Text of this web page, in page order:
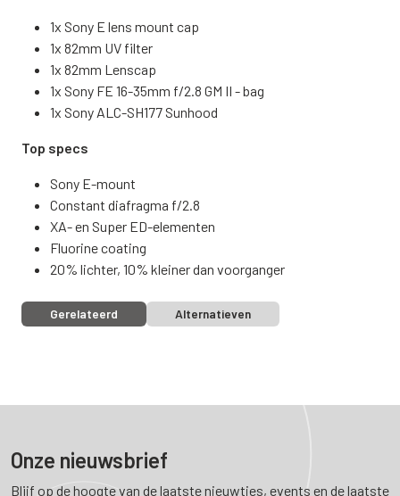
1x Sony E lens mount cap
1x 82mm UV filter
1x 82mm Lenscap
1x Sony FE 16-35mm f/2.8 GM II - bag
1x Sony ALC-SH177 Sunhood
Top specs
Sony E-mount
Constant diafragma f/2.8
XA- en Super ED-elementen
Fluorine coating
20% lichter, 10% kleiner dan voorganger
Gerelateerd Alternatieven
Onze nieuwsbrief
Blijf op de hoogte van de laatste nieuwtjes, events en de laatste